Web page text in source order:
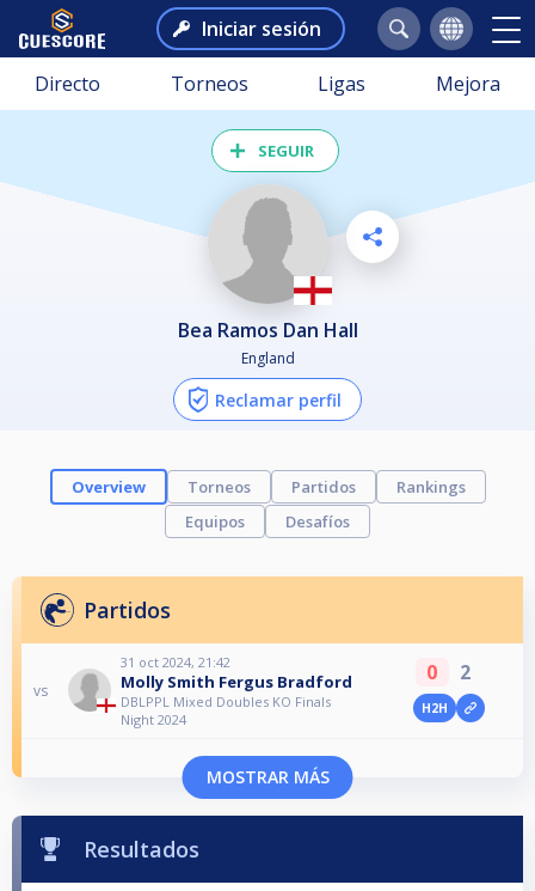
Iniciar sesión
Directo Torneos Ligas Mejora
SEGUIR
Bea Ramos Dan Hall
England
Reclamar perfil
Overview Torneos Partidos
Rankings
Equipos
Desafíos
Partidos
vs
31 oct 2024, 21:42
Molly Smith Fergus Bradford
DBLPPL Mixed Doubles KO Finals
Night 2024
0 2
H2H
MOSTRAR MÁS
Resultados